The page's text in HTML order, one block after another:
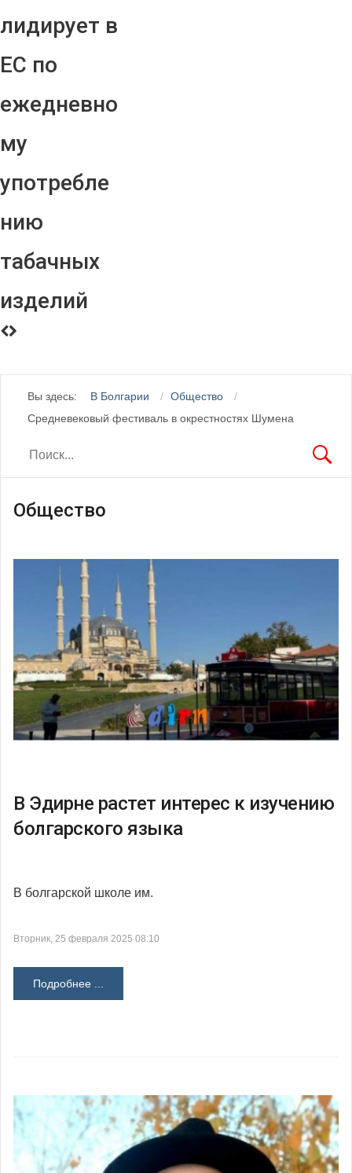
лидирует в
ЕС по
ежедневно
му
употребле
нию
табачных
изделий
Вы здесь: В Болгарии
Общество
Средневековый фестиваль в окрестностях Шумена
Общество
В Эдирне растет интерес к изучению
болгарского языка
В болгарской школе им.
Вторник, 25 февраля 2025 08:10
Подробнее ...